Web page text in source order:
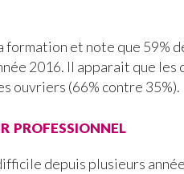
formation et note que 59%
2016. Il apparait que les
ouvriers (66% contre 35%).
professionnel
depuis plusieurs